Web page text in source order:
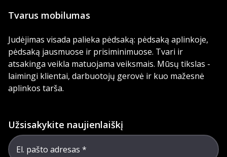
Tvarus mobilumas
Judėjimas visada palieka pėdsaką: pėdsaką aplinkoje,
pėdsaką jausmuose ir prisiminimuose. Tvari ir
atsakinga veikla matuojama veiksmais. Mūsų tikslas -
laimingi klientai, darbuotojų gerovė ir kuo mažesnė
aplinkos tarša.
Užsisakykite naujienlaiškį
El. pašto adresas